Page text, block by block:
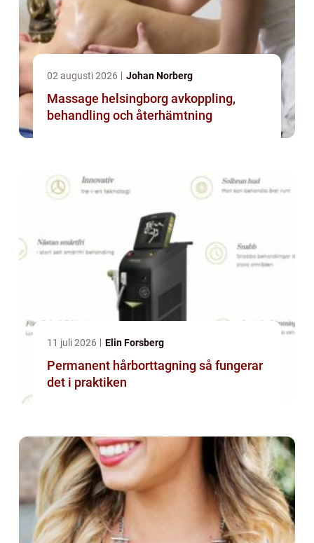
02 augusti 2026 Johan Norberg
Massage helsingborg avkoppling,
behandling och återhämtning
11 juli 2026 Elin Forsberg
Permanent hårborttagning så fungerar
det i praktiken